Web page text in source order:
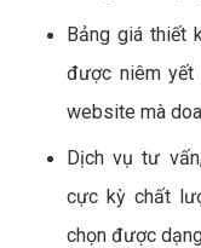
Bảng giá thiết
được niêm yết
website mà
Dịch vụ tư
cực kỳ chất
chọn được